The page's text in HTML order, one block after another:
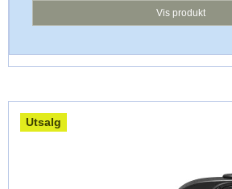
Vis produkt
Utsalg